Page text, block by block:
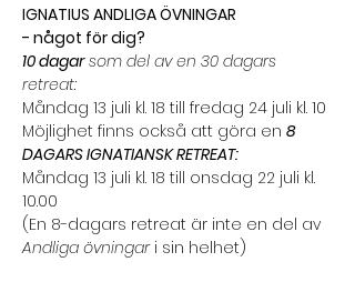
IGNATIUS ANDLIGA ÖVNINGAR
- något för dig?
10 dagar som del av en 30 dagars
retreat:
Måndag 13 juli kl. 18 till fredag 24 juli kl. 10
Möjlighet finns också att göra en 8
DAGARS IGNATIANSK RETREAT:
Måndag 13 juli kl. 18 till onsdag 22 juli kl.
10.00
(En 8-dagars retreat är inte en del av
Andliga övningar i sin helhet)